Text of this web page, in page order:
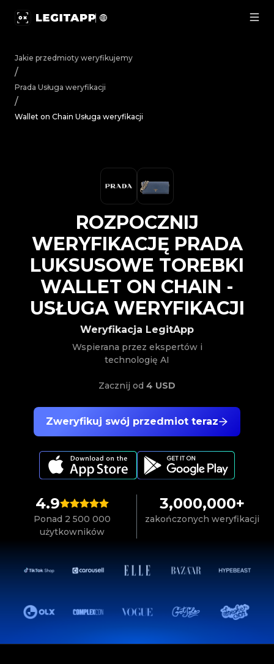
Jakie przedmioty weryfikujemy
/
Prada Usługa weryfikacji
/
Wallet on Chain Usługa weryfikacji
4.9
Ponad 2 500 000
użytkowników
3,000,000+
zakończonych weryfikacji
Zweryfikuj swój przedmiot teraz
Weryfikacja LegitApp
Wspierana przez ekspertów i
technologię AI
Zacznij od 4 USD
ROZPOCZNIJ
WERYFIKACJĘ PRADA
LUKSUSOWE TOREBKI
WALLET ON CHAIN -
USŁUGA WERYFIKACJI